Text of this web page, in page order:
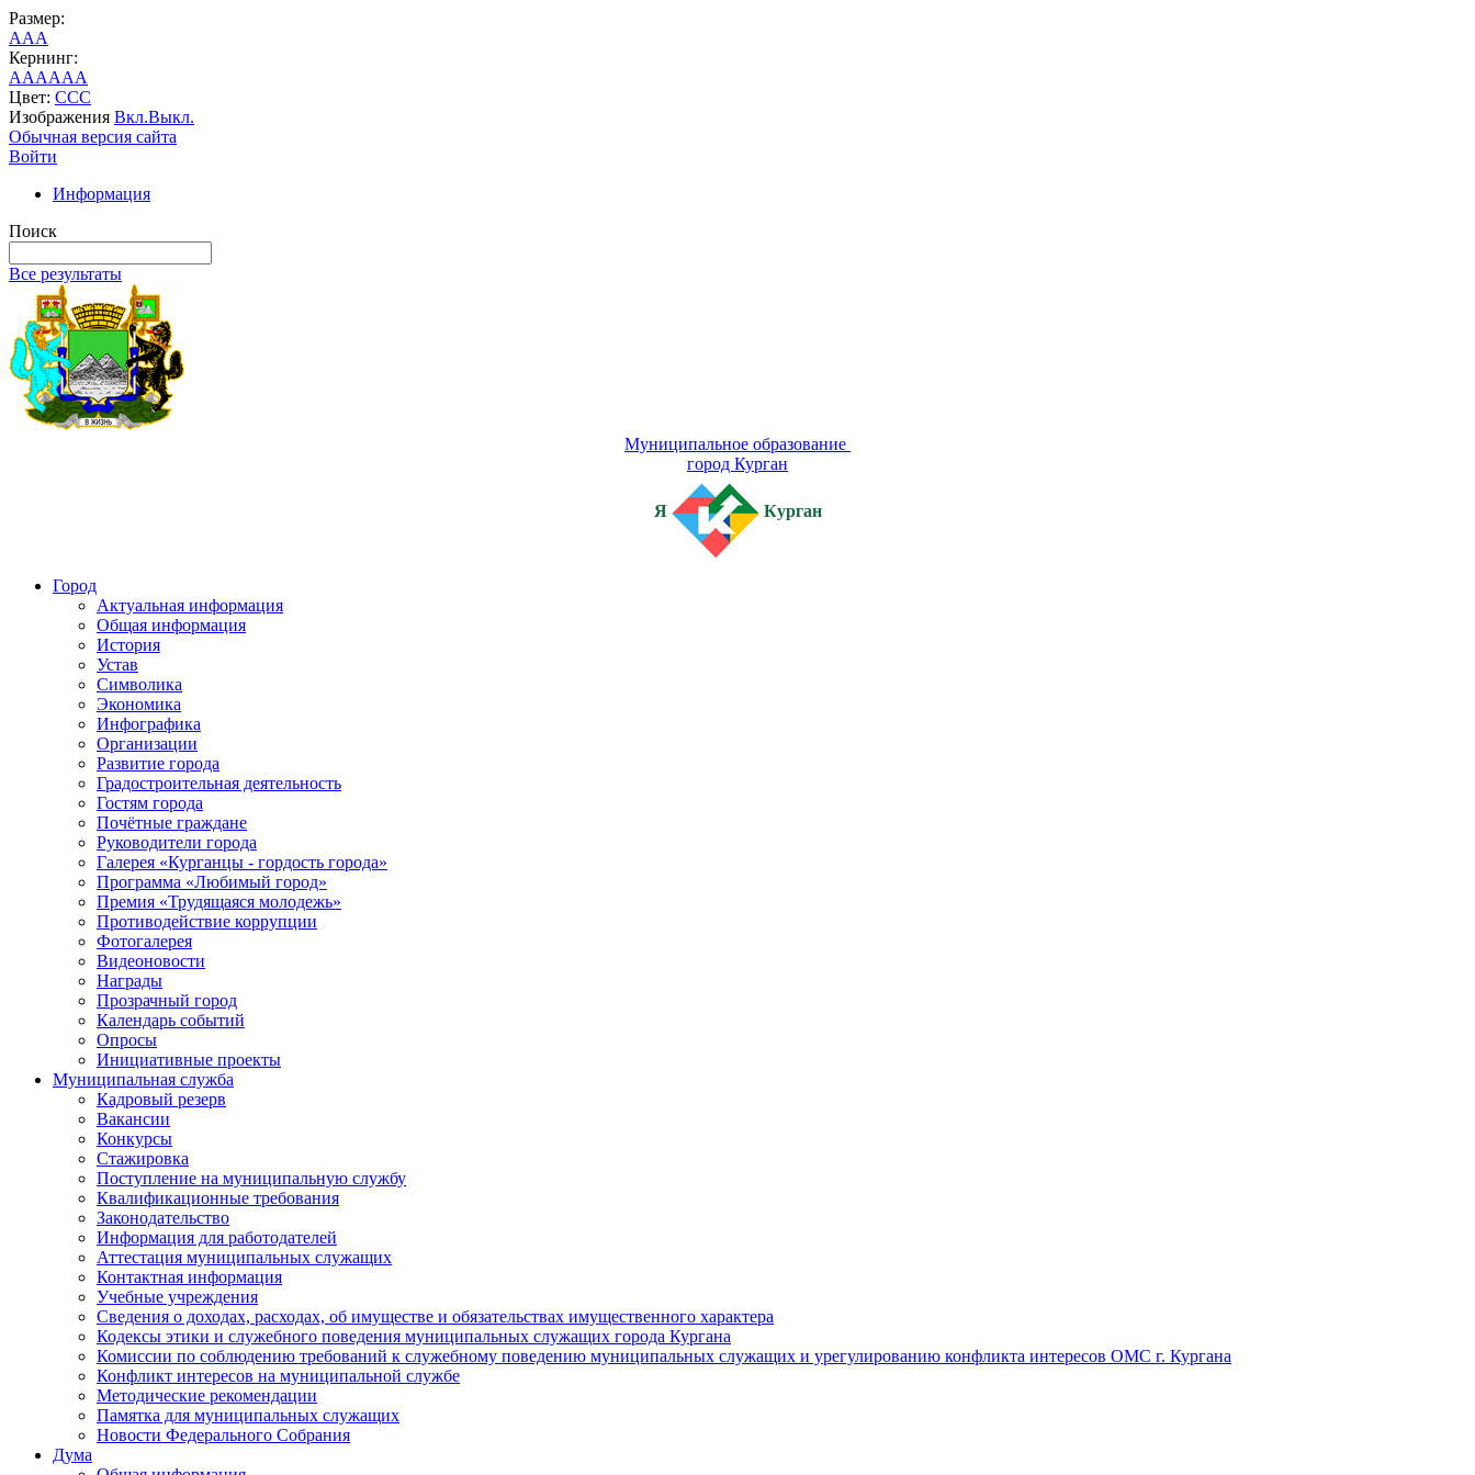
Размер:
AAA
Кернинг:
AAAAAA
Цвет: CCC
Изображения Вкл.Выкл.
Обычная версия сайта
Войти
Информация
Поиск
Все результаты
Муниципальное образование
город Курган
Я Курган
Город
Актуальная информация
Общая информация
История
Устав
Символика
Экономика
Инфографика
Организации
Развитие города
Градостроительная деятельность
Гостям города
Почётные граждане
Руководители города
Галерея «Курганцы - гордость города»
Программа «Любимый город»
Премия «Трудящаяся молодежь»
Противодействие коррупции
Фотогалерея
Видеоновости
Награды
Прозрачный город
Календарь событий
Опросы
Инициативные проекты
Муниципальная служба
Кадровый резерв
Вакансии
Конкурсы
Стажировка
Поступление на муниципальную службу
Квалификационные требования
Законодательство
Информация для работодателей
Аттестация муниципальных служащих
Контактная информация
Учебные учреждения
Сведения о доходах, расходах, об имуществе и обязательствах имущественного характера
Кодексы этики и служебного поведения муниципальных служащих города Кургана
Комиссии по соблюдению требований к служебному поведению муниципальных служащих и урегулированию конфликта интересов ОМС г. Кургана
Конфликт интересов на муниципальной службе
Методические рекомендации
Памятка для муниципальных служащих
Новости Федерального Cобрания
Дума